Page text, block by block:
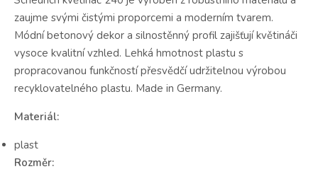
zaujme svými čistými proporcemi a moderním tvarem.
Módní betonový dekor a silnostěnný profil zajišťují květináči
vysoce kvalitní vzhled. Lehká hmotnost plastu s
propracovanou funkčností přesvědčí udržitelnou výrobou
recyklovatelného plastu. Made in Germany.
Materiál:
plast
Rozměr: